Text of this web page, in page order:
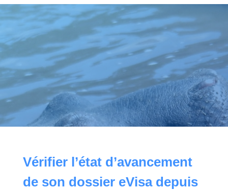
Vérifier l’état d’avancement
de son dossier eVisa depuis